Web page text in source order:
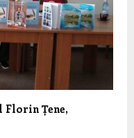
Țene,